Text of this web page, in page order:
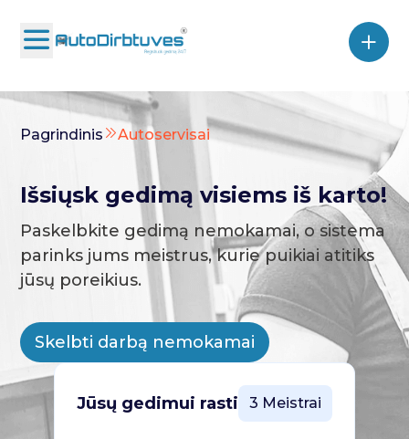
Pagrindinis Autoservisai
Išsiųsk gedimą visiems iš karto!
Paskelbkite gedimą nemokamai, o sistema
parinks jums meistrus, kurie puikiai atitiks
jūsų poreikius.
Skelbti darbą nemokamai
Jūsų gedimui rasti 3 Meistrai